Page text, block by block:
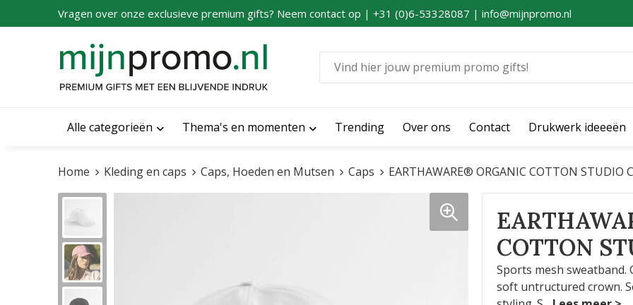
Vragen over onze exclusieve premium gifts? Neem contact op | +31 (0)6-53328087 | info@mijnpromo.nl
Alle categorieën Thema's en momenten Trending Over ons Contact Drukwerk ideeeën
Home Kleding en caps Caps, Hoeden en Mutsen Caps EARTHAWARE® ORGANIC COTTON STUDIO
COTTON
Sports mesh sweatband.
soft untructured crown.